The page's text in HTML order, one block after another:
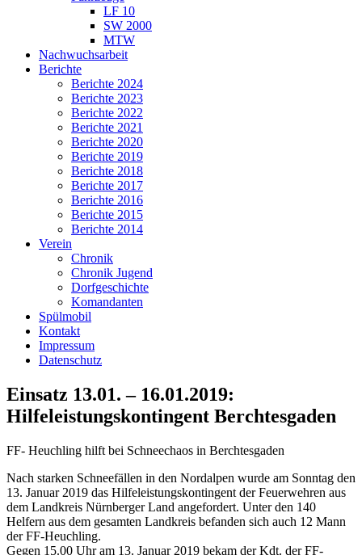
LF 10
SW 2000
MTW
Nachwuchsarbeit
Berichte
Berichte 2024
Berichte 2023
Berichte 2022
Berichte 2021
Berichte 2020
Berichte 2019
Berichte 2018
Berichte 2017
Berichte 2016
Berichte 2015
Berichte 2014
Verein
Chronik
Chronik Jugend
Dorfgeschichte
Komandanten
Spülmobil
Kontakt
Impressum
Datenschutz
Einsatz 13.01. – 16.01.2019:
Hilfeleistungskontingent Berchtesgaden
FF- Heuchling hilft bei Schneechaos in Berchtesgaden
Nach starken Schneefällen in den Nordalpen wurde am Sonntag den
13. Januar 2019 das Hilfeleistungskontingent der Feuerwehren aus
dem Landkreis Nürnberger Land angefordert. Unter den 140
Helfern aus dem gesamten Landkreis befanden sich auch 12 Mann
der FF-Heuchling.
Gegen 15.00 Uhr am 13. Januar 2019 bekam der Kdt. der FF-